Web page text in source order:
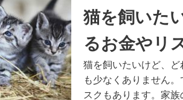
猫を飼いた
るお金やリ
猫を飼いたいけど、
も少なくありません
スクもあります。家